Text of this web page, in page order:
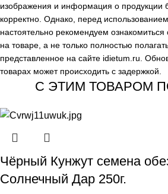
изображения и информация о продукции
корректно. Однако, перед
настоятельно рекомендуем
на товаре, а не только полностью
представленное на сайте idietum.ru .
товарах может происходить с задержкой.
С ЭТИМ ТОВАРОМ
Чёрный Кунжут семена
Солнечный Дар 250г.